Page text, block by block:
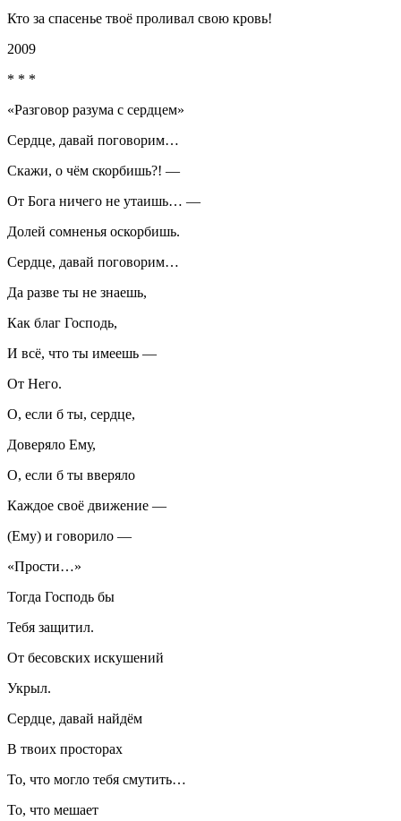
Кто за спасенье твоё проливал свою кровь!
2009
* * *
«Разговор разума с сердцем»
Сердце, давай поговорим…
Скажи, о чём скорбишь?! —
От Бога ничего не утаишь… —
Долей сомненья оскорбишь.
Сердце, давай поговорим…
Да разве ты не знаешь,
Как благ Господь,
И всё, что ты имеешь —
От Него.
О, если б ты, сердце,
Доверяло Ему,
О, если б ты вверяло
Каждое своё движение —
(Ему) и говорило —
«Прости…»
Тогда Господь бы
Тебя защитил.
От бесовских искушений
Укрыл.
Сердце, давай найдём
В твоих просторах
То, что могло тебя смутить…
То, что мешает